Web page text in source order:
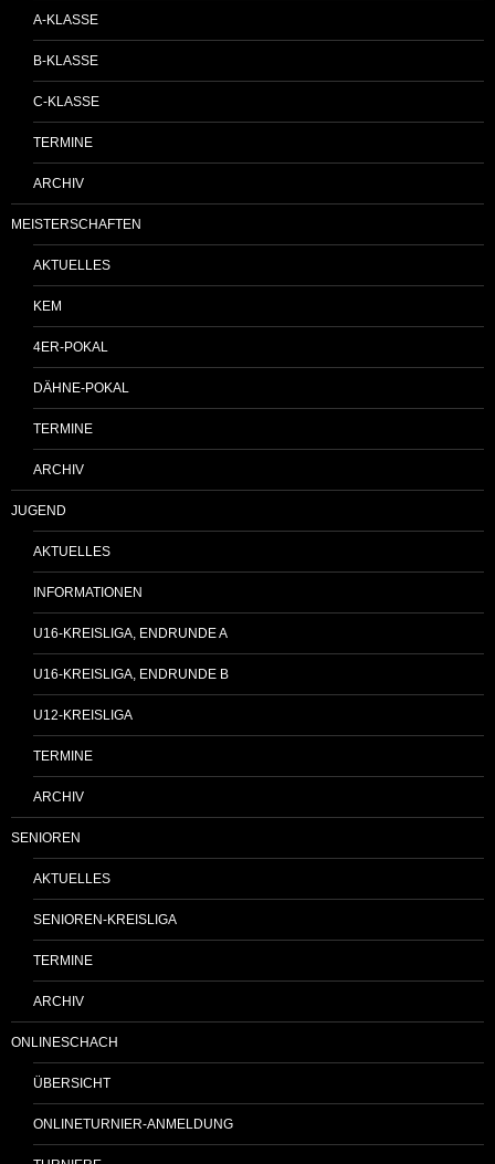
A-KLASSE
B-KLASSE
C-KLASSE
TERMINE
ARCHIV
MEISTERSCHAFTEN
AKTUELLES
KEM
4ER-POKAL
DÄHNE-POKAL
TERMINE
ARCHIV
JUGEND
AKTUELLES
INFORMATIONEN
U16-KREISLIGA, ENDRUNDE A
U16-KREISLIGA, ENDRUNDE B
U12-KREISLIGA
TERMINE
ARCHIV
SENIOREN
AKTUELLES
SENIOREN-KREISLIGA
TERMINE
ARCHIV
ONLINESCHACH
ÜBERSICHT
ONLINETURNIER-ANMELDUNG